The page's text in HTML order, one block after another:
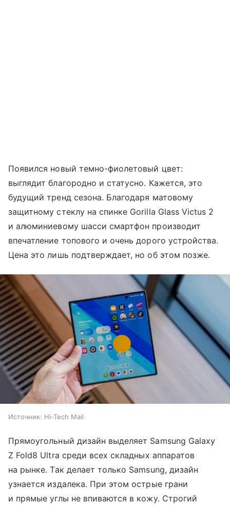
Появился новый темно-фиолетовый цвет:
выглядит благородно и статусно. Кажется, это
будущий тренд сезона. Благодаря матовому
защитному стеклу на спинке Gorilla Glass Victus 2
и алюминиевому шасси смартфон производит
впечатление топового и очень дорого устройства.
Цена это лишь подтверждает, но об этом позже.
Источник: Hi-Tech Mail
Прямоугольный дизайн выделяет Samsung Galaxy
Z Fold8 Ultra среди всех складных аппаратов
на рынке. Так делает только Samsung, дизайн
узнается издалека. При этом острые грани
и прямые углы не впиваются в кожу. Строгий